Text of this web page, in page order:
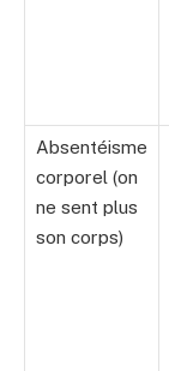
Absentéisme
corporel (on
ne sent plus
son corps)